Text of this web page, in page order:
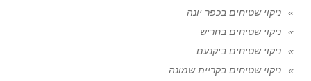
ניקוי שטיחים בכפר יונה
ניקוי שטיחים בחריש
ניקוי שטיחים ביקנעם
ניקוי שטיחים בקריית שמונה